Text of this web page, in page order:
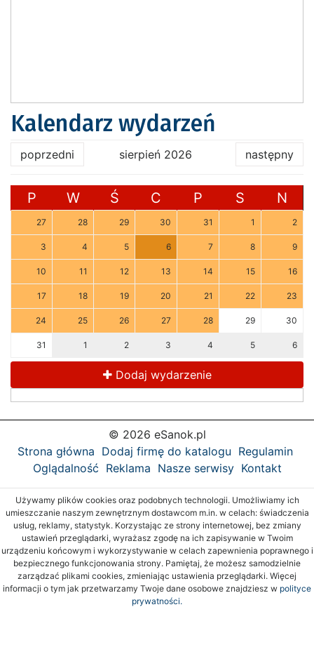
Kalendarz wydarzeń
poprzedni sierpień 2026 następny
P W Ś C P S N
27 28 29 30 31 1 2
3 4 5 6 7 8 9
10 11 12 13 14 15 16
17 18 19 20 21 22 23
24 25 26 27 28 29 30
31 1 2 3 4 5 6
Dodaj wydarzenie
© 2026 eSanok.pl
Strona główna Dodaj firmę do katalogu Regulamin
Oglądalność Reklama Nasze serwisy Kontakt
Używamy plików cookies oraz podobnych technologii. Umożliwiamy ich
umieszczanie naszym zewnętrznym dostawcom m.in. w celach: świadczenia
usług, reklamy, statystyk. Korzystając ze strony internetowej, bez zmiany
ustawień przeglądarki, wyrażasz zgodę na ich zapisywanie w Twoim
urządzeniu końcowym i wykorzystywanie w celach zapewnienia poprawnego i
bezpiecznego funkcjonowania strony. Pamiętaj, że możesz samodzielnie
zarządzać plikami cookies, zmieniając ustawienia przeglądarki. Więcej
informacji o tym jak przetwarzamy Twoje dane osobowe znajdziesz w polityce
prywatności.